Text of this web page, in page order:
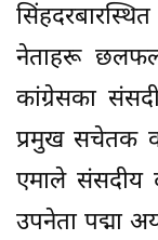
नेताहरू
कांग्रेसका
प्रमुख सचेतक
एमाले संसदीय
उपनेता पद्मा